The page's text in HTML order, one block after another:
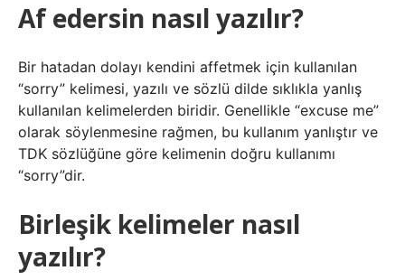
Af edersin nasıl yazılır?
Bir hatadan dolayı kendini affetmek için kullanılan
“sorry” kelimesi, yazılı ve sözlü dilde sıklıkla yanlış
kullanılan kelimelerden biridir. Genellikle “excuse me”
olarak söylenmesine rağmen, bu kullanım yanlıştır ve
TDK sözlüğüne göre kelimenin doğru kullanımı
“sorry”dir.
Birleşik kelimeler nasıl
yazılır?